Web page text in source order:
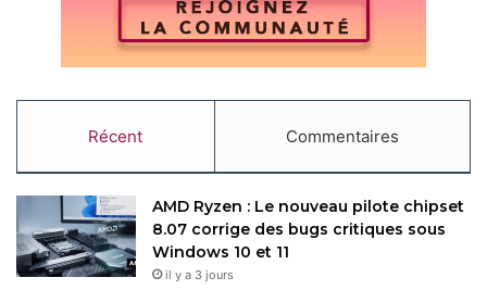
Récent Commentaires
AMD Ryzen : Le nouveau pilote chipset
8.07 corrige des bugs critiques sous
Windows 10 et 11
il y a 3 jours